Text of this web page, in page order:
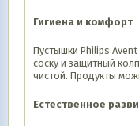
Гигиена и комфорт
Пустышки Philips
соску и защитный
чистой. Продукты
Естественное